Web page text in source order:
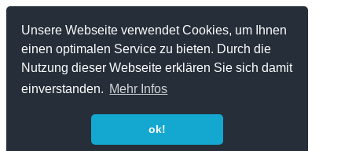
Unsere Webseite verwendet Cookies, um Ihnen
einen optimalen Service zu bieten. Durch die
Nutzung dieser Webseite erklären Sie sich damit
einverstanden. Mehr Infos
ok!